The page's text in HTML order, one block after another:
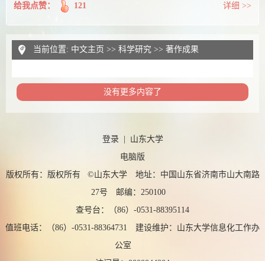
给我点赞： 121 详细 >>
当前位置: 中文主页 >> 科学研究 >> 著作成果
没有更多内容了
登录| 山东大学
电脑版
版权所有：版权所有 ©山东大学 地址：中国山东省济南市山大南路
27号 邮编：250100
查号台：（86）-0531-88395114
值班电话：（86）-0531-88364731 建设维护：山东大学信息化工作办
公室